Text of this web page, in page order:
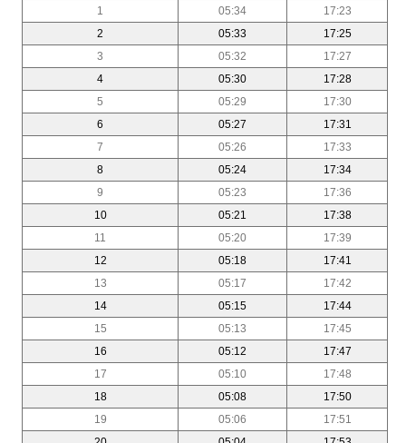
1
05:34
17:23
2
05:33
17:25
3
05:32
17:27
4
05:30
17:28
5
05:29
17:30
6
05:27
17:31
7
05:26
17:33
8
05:24
17:34
9
05:23
17:36
10
05:21
17:38
11
05:20
17:39
12
05:18
17:41
13
05:17
17:42
14
05:15
17:44
15
05:13
17:45
16
05:12
17:47
17
05:10
17:48
18
05:08
17:50
19
05:06
17:51